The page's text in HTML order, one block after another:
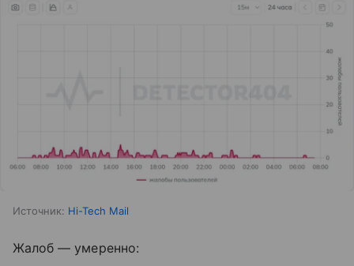
Источник: Hi-Tech Mail
Жалоб — умеренно: